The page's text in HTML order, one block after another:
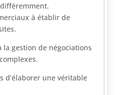
à établir de
la gestion de négociations
d’élaborer une véritable